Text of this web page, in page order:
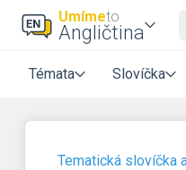
Umímeto
Angličtina
Témata Slovíčka
Tematická slovíčka